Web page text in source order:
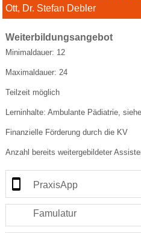
Ott, Dr. Stefan Debler
Weiterbildungsangebot
Minimaldauer: 12
Maximaldauer: 24
Teilzeit möglich
Lerninhalte: Ambulante Pädiatrie,
Finanzielle Förderung durch die KV
Anzahl bereits weitergebildeter
PraxisApp
Famulatur